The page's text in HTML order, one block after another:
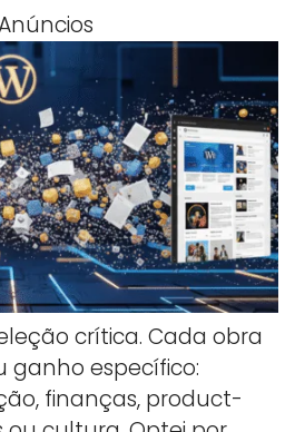
crítica. Cada obra
ganho específico:
finanças, product-